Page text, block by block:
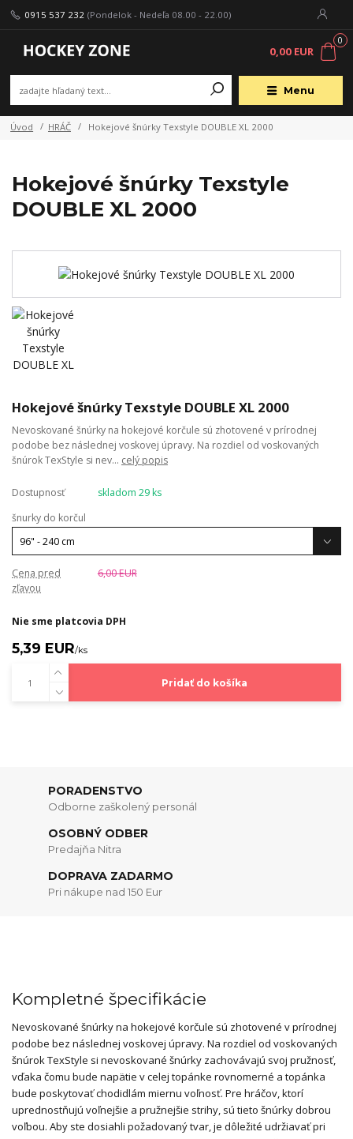
Menu
0915 537 232 (Pondelok - Nedeľa 08.00 - 22.00)
0
0,00 EUR
Úvod HRÁČ Hokejové šnúrky Texstyle DOUBLE XL 2000
Hokejové šnúrky Texstyle
DOUBLE XL 2000
Hokejové šnúrky Texstyle DOUBLE XL 2000
Nevoskované šnúrky na hokejové korčule sú zhotovené v prírodnej
podobe bez následnej voskovej úpravy. Na rozdiel od voskovaných
šnúrok TexStyle si nev... celý popis
Dostupnosť
skladom 29 ks
šnurky do korčul
Cena pred
zľavou
6,00 EUR
Nie sme platcovia DPH
5,39 EUR/ks
Pridať do košíka
PORADENSTVO
Odborne zaškolený personál
OSOBNÝ ODBER
Predajňa Nitra
DOPRAVA ZADARMO
Pri nákupe nad 150 Eur
Kompletné špecifikácie
Nevoskované šnúrky na hokejové korčule sú zhotovené v prírodnej
podobe bez následnej voskovej úpravy. Na rozdiel od voskovaných
šnúrok TexStyle si nevoskované šnúrky zachovávajú svoj pružnosť,
vďaka čomu bude napätie v celej topánke rovnomerné a topánka
bude poskytovať chodidlám miernu voľnosť. Pre hráčov, ktorí
uprednostňujú voľnejšie a pružnejšie strihy, sú tieto šnúrky dobrou
voľbou. Aby ste dosiahli požadovaný tvar, je dôležité udržiavať pri